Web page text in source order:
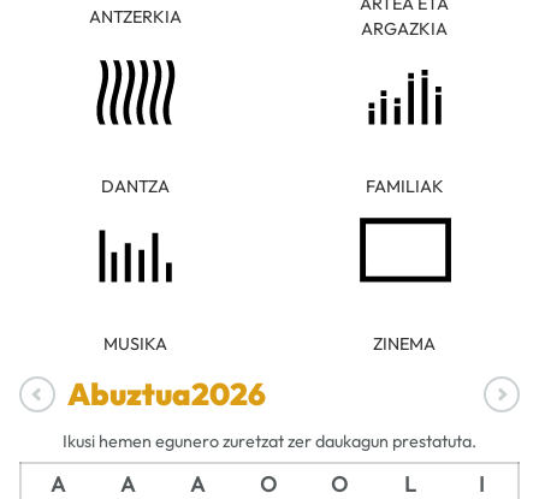
ANTZERKIA
ARGAZKIA
DANTZA FAMILIAK
MUSIKA ZINEMA
Abuztua2026
Ikusi hemen egunero zuretzat zer daukagun prestatuta.
A A A O O L I